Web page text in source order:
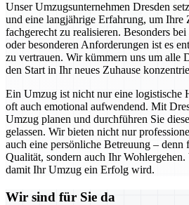
Unser Umzugsunternehmen Dresden
und eine langjährige Erfahrung, um Ihre
fachgerecht zu realisieren. Besonders
oder besonderen Anforderungen ist es
zu vertrauen. Wir kümmern uns um alle
den Start in Ihr neues Zuhause
Ein Umzug ist nicht nur eine logistische
oft auch emotional aufwendend. Mit
Umzug planen und durchführen Sie
gelassen. Wir bieten nicht nur
auch eine persönliche Betreuung –
Qualität, sondern auch Ihr Wohlergehen.
damit Ihr Umzug ein Erfolg wird.
Wir sind für Sie da